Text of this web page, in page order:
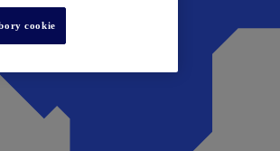
cookie